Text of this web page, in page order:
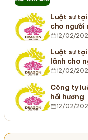
Luật sư
cho người
12/02/
Luật sư
lãnh cho
12/02/
Công ty
hồi hương
12/02/